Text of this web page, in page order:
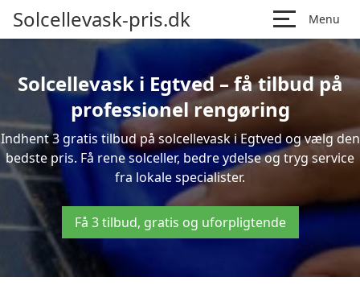
Solcellevask-pris.dk Menu
Solcellevask i Egtved – få tilbud på
professionel rengøring
Indhent 3 gratis tilbud på solcellevask i Egtved og vælg den
bedste pris. Få rene solceller, bedre ydelse og tryg service
fra lokale specialister.
Få 3 tilbud, gratis og uforpligtende